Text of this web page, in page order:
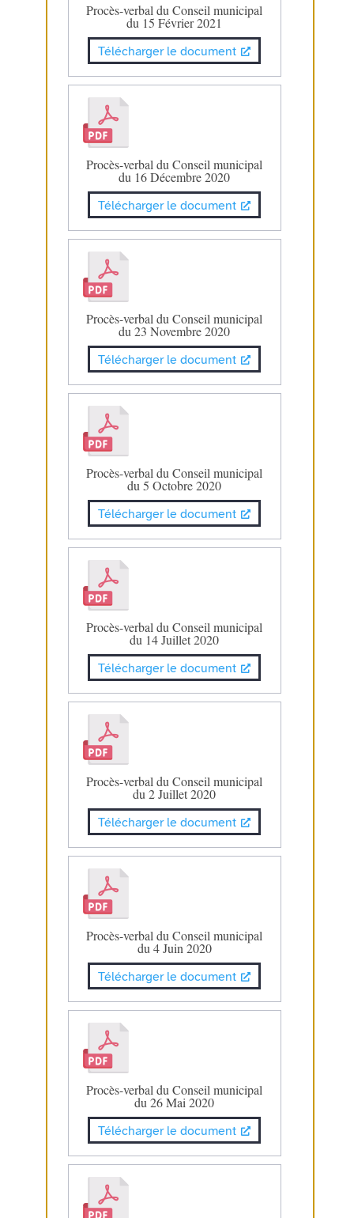
Procès-verbal du Conseil municipal
du 15 Février 2021
Télécharger le document
Procès-verbal du Conseil municipal
du 16 Décembre 2020
Télécharger le document
Procès-verbal du Conseil municipal
du 23 Novembre 2020
Télécharger le document
Procès-verbal du Conseil municipal
du 5 Octobre 2020
Télécharger le document
Procès-verbal du Conseil municipal
du 14 Juillet 2020
Télécharger le document
Procès-verbal du Conseil municipal
du 2 Juillet 2020
Télécharger le document
Procès-verbal du Conseil municipal
du 4 Juin 2020
Télécharger le document
Procès-verbal du Conseil municipal
du 26 Mai 2020
Télécharger le document